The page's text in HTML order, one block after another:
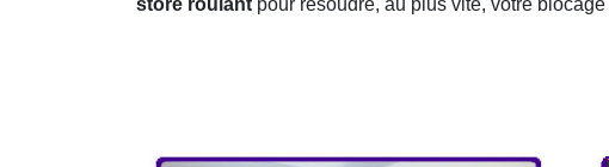
store roulant pour résoudre, au plus vite, votre blocage